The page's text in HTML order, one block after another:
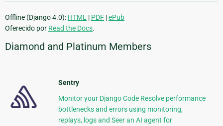
Offline (Django 4.0): HTML | PDF |ePub
Oferecido por Read the Docs.
Diamond and Platinum Members
Sentry
Monitor your Django Code Resolve performance
bottlenecks and errors using monitoring,
replays, logs and Seer an AI agent for